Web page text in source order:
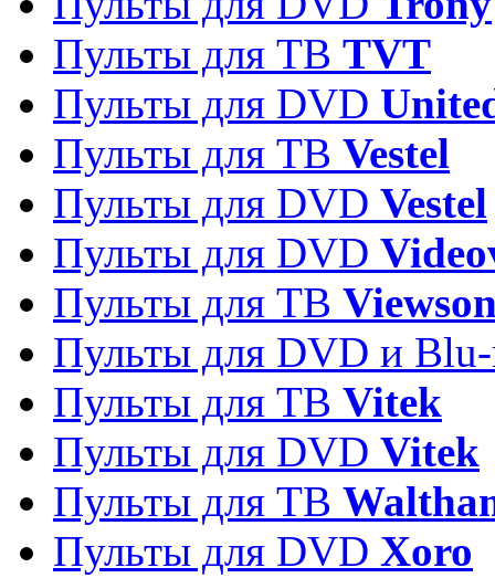
Пульты для ТВ TVT
Пульты для DVD
Пульты для ТВ Vestel
Пульты для DVD Vestel
Пульты для DVD
Пульты для ТВ
Пульты для DVD и
Пульты для ТВ Vitek
Пульты для DVD Vitek
Пульты для ТВ
Пульты для DVD Xoro